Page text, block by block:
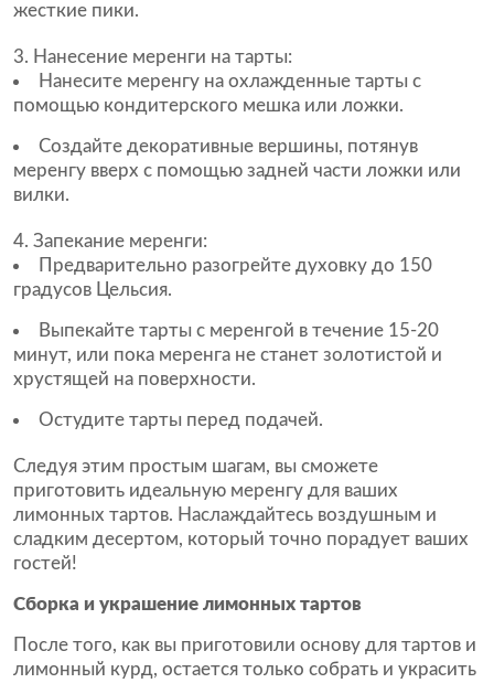
жесткие пики.
Нанесение меренги на тарты:
Нанесите меренгу на охлажденные тарты с
помощью кондитерского мешка или ложки.
Создайте декоративные вершины, потянув
меренгу вверх с помощью задней части ложки или
вилки.
Запекание меренги:
Предварительно разогрейте духовку до 150
градусов Цельсия.
Выпекайте тарты с меренгой в течение 15-20
минут, или пока меренга не станет золотистой и
хрустящей на поверхности.
Остудите тарты перед подачей.
Следуя этим простым шагам, вы сможете
приготовить идеальную меренгу для ваших
лимонных тартов. Наслаждайтесь воздушным и
сладким десертом, который точно порадует ваших
гостей!
Сборка и украшение лимонных тартов
После того, как вы приготовили основу для тартов и
лимонный курд, остается только собрать и украсить